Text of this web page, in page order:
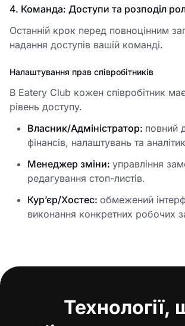
4. Команда: Доступи та розподіл
Останній крок перед повноцінним
надання доступів вашій команді.
Налаштування прав співробітників
В Eatery Club кожен співробітник
рівень доступу.
Власник/Адміністратор: повний
фінансів, налаштувань та
Менеджер зміни: управління
редагування стоп-листів.
Кур’єр/Хостес: обмежений
виконання конкретних робочих
Технології,